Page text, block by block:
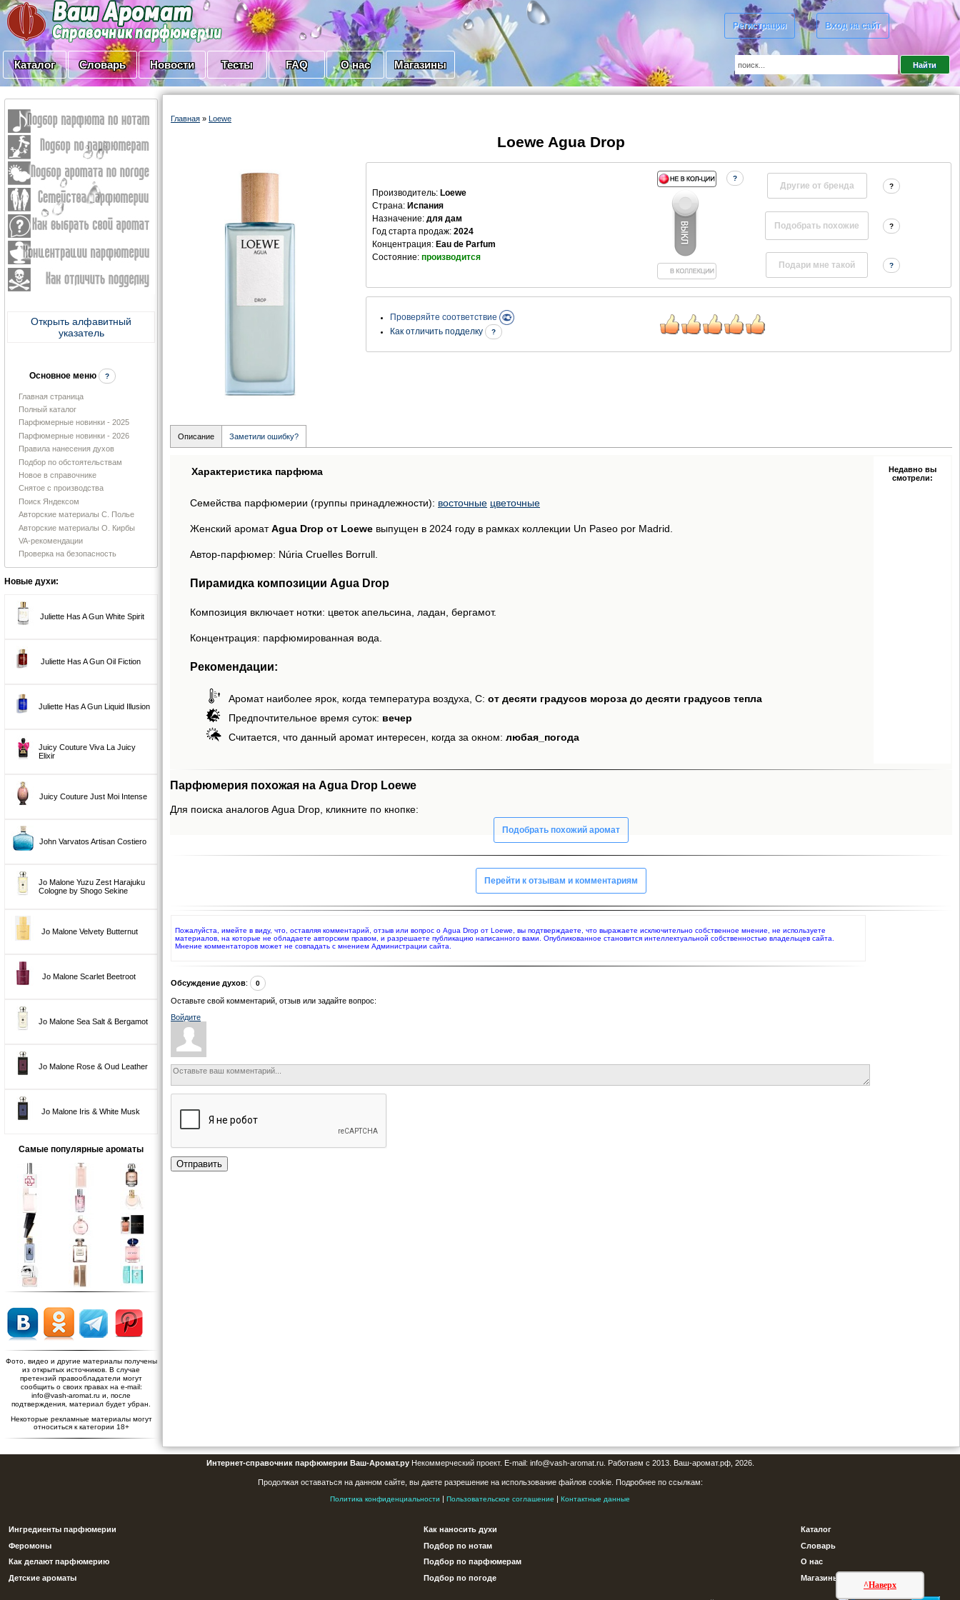
Регистрация Вход на сайт
Каталог Словарь Новости Тесты FAQ О нас Магазины
Открыть алфавитный
указатель
Основное меню ?
Главная страница
Полный каталог
Парфюмерные новинки - 2025
Парфюмерные новинки - 2026
Правила нанесения духов
Подбор по обстоятельствам
Новое в справочнике
Снятое с производства
Поиск Яндексом
Авторские материалы С. Полье
Авторские материалы О. Кирбы
VA-рекомендации
Проверка на безопасность
Новые духи:
Juliette Has A Gun White Spirit
Juliette Has A Gun Oil Fiction
Juliette Has A Gun Liquid Illusion
Juicy Couture Viva La Juicy
Elixir
Juicy Couture Just Moi Intense
John Varvatos Artisan Costiero
Jo Malone Yuzu Zest Harajuku
Cologne by Shogo Sekine
Jo Malone Velvety Butternut
Jo Malone Scarlet Beetroot
Jo Malone Sea Salt & Bergamot
Jo Malone Rose & Oud Leather
Jo Malone Iris & White Musk
Самые популярные ароматы
Фото, видео и другие материалы получены
из открытых источников. В случае
претензий правообладатели могут
сообщить о своих правах на e-mail:
info@vash-aromat.ru и, после
подтверждения, материал будет убран.
Некоторые рекламные материалы могут
относиться к категории 18+
Главная » Loewe
Loewe Agua Drop
Производитель: Loewe
Страна: Испания
Назначение: для дам
Год старта продаж: 2024
Концентрация: Eau de Parfum
Состояние: производится
?
Другие от бренда ?
?
?
Проверяйте соответствие
Как отличить подделку
?
Описание Заметили ошибку?
Характеристика парфюма
Семейства парфюмерии (группы принадлежности): восточные цветочные
Женский ароматAgua Drop от Loewe выпущен в 2024 году в рамках коллекции Un Paseo por Madrid.
Автор-парфюмер: Núria Cruelles Borrull.
Пирамидка композиции Agua Drop
Композиция включает нотки: цветок апельсина, ладан, бергамот.
Концентрация: парфюмированная вода.
Рекомендации:
Аромат наиболее ярок, когда температура воздуха, С: от десяти градусов мороза до десяти градусов тепла
Предпочтительное время суток: вечер
Считается, что данный аромат интересен, когда за окном: любая_погода
Недавно вы
смотрели:
Парфюмерия похожая на Agua Drop Loewe
Для поиска аналогов Agua Drop, кликните по кнопке:
Подобрать похожий аромат
Перейти к отзывам и комментариям
Пожалуйста, имейте в виду, что, оставляя комментарий, отзыв или вопрос о Agua Drop от Loewe, вы подтверждаете, что выражаете исключительно собственное мнение, не используете
материалов, на которые не обладаете авторским правом, и разрешаете публикацию написанного вами. Опубликованное становится интеллектуальной собственностью владельцев сайта.
Мнение комментаторов может не совпадать с мнением Администрации сайта.
Обсуждение духов: 0
Оставьте свой комментарий, отзыв или задайте вопрос:
Войдите
Отправить
^Наверх
Интернет-справочник парфюмерии Ваш-Аромат.руНекоммерческий проект. E-mail: info@vash-aromat.ru. Работаем с 2013. Ваш-аромат.рф, 2026.
Продолжая оставаться на данном сайте, вы даете разрешение на использование файлов cookie. Подробнее по ссылкам:
Политика конфиденциальности | Пользовательское соглашение | Контактные данные
Ингредиенты парфюмерии
Феромоны
Как делают парфюмерию
Детские ароматы
Как наносить духи
Подбор по нотам
Подбор по парфюмерам
Подбор по погоде
Каталог
Словарь
О нас
Магазины